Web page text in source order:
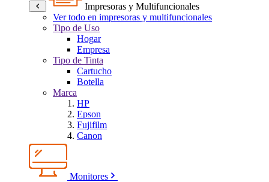
Impresoras y Multifuncionales
Ver todo en impresoras y multifuncionales
Tipo de Uso
Hogar
Empresa
Tipo de Tinta
Cartucho
Botella
Marca
HP
Epson
Fujifilm
Canon
Monitores